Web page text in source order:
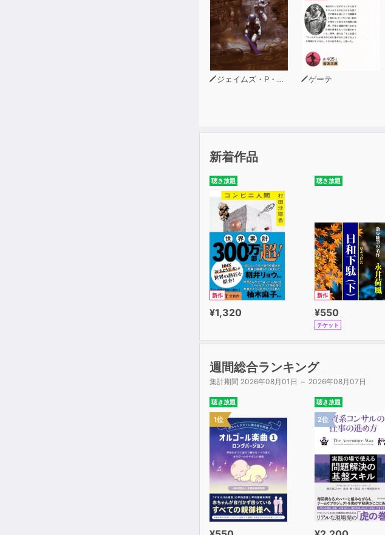
り、戦争が中間団体の調整の政治「民
摘。戦後の欧米の福祉国家はすべて戦
して、庶民を裏切るに至ったと分析す
政治の復権、「民主的多元主義」が必
ば自由民主主義も滅びることになると
第１章 新しい階級闘争
第２章 「ハブ」と「ハートランド」：
第３章 世界大戦とニューディール
第４章 上からのネオリベラル革命
第５章 ポピュリスト――下からの反革
第６章 ロシアの操り人形とナチス：
第７章 労働者のいない楽園：姑息な
第８章 拮抗力：新しい民主的多元主
第９章 民主的多元主義にとって安全
エピローグ 「新しい階級闘争」を終
【監訳者解説】新自由主義的改革に反
ジェイムズ・P・ホーガン ゲーテ
新着作品
聴き放題
新作
¥1,320
聴き放題
新作
¥550
チケット
週間総合ランキング
集計期間 2026年08月01日 ～ 2026年08月07日
聴き放題
1位
聴き放題
2位